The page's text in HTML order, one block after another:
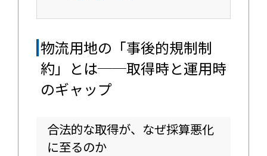
物流用地の「事後的規制制
約」とは──取得時と運用時
のギャップ
合法的な取得が、なぜ採算悪化
に至るのか